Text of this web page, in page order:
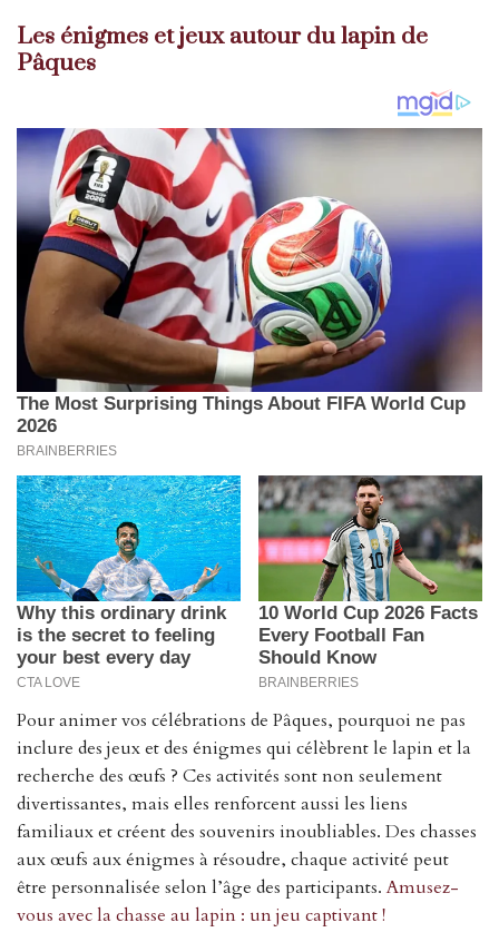
Les énigmes et jeux autour du lapin de
Pâques
Pour animer vos célébrations de Pâques, pourquoi ne pas
inclure des jeux et des énigmes qui célèbrent le lapin et la
recherche des œufs ? Ces activités sont non seulement
divertissantes, mais elles renforcent aussi les liens
familiaux et créent des souvenirs inoubliables. Des chasses
aux œufs aux énigmes à résoudre, chaque activité peut
être personnalisée selon l’âge des participants.Amusez-
vous avec la chasse au lapin : un jeu captivant !